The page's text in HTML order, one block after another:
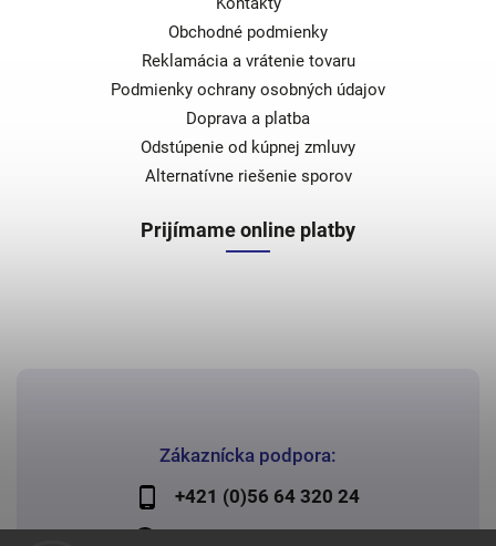
Zákaznícka podpora:
+421 (0)56 64 320 24
Obchodné podmienky
Reklamácia a vrátenie tovaru
Podmienky ochrany osobných údajov
Doprava a platba
Odstúpenie od kúpnej zmluvy
Alternatívne riešenie sporov
Prijímame online platby